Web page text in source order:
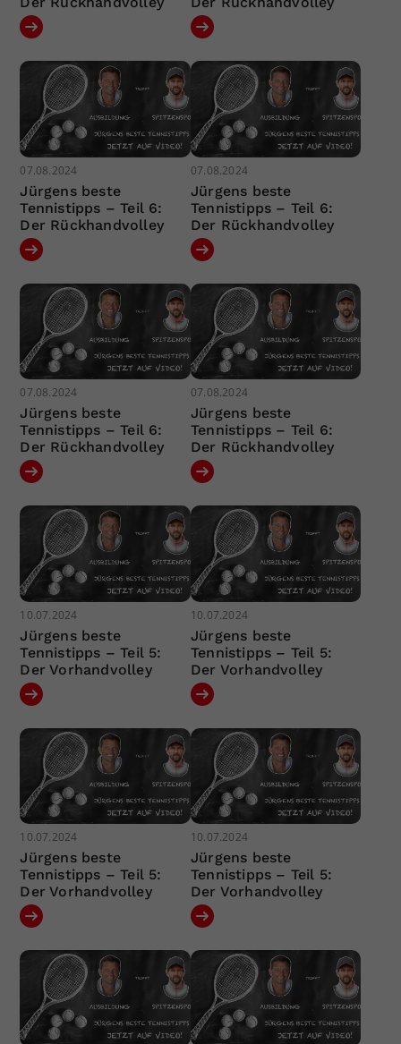
07.08.2024
Jürgens beste
Tennistipps – Teil 6:
Der Rückhandvolley
07.08.2024
Jürgens beste
Tennistipps – Teil 6:
Der Rückhandvolley
07.08.2024
Jürgens beste
Tennistipps – Teil 6:
Der Rückhandvolley
07.08.2024
Jürgens beste
Tennistipps – Teil 6:
Der Rückhandvolley
10.07.2024
Jürgens beste
Tennistipps – Teil 5:
Der Vorhandvolley
10.07.2024
Jürgens beste
Tennistipps – Teil 5:
Der Vorhandvolley
10.07.2024
Jürgens beste
Tennistipps – Teil 5:
Der Vorhandvolley
10.07.2024
Jürgens beste
Tennistipps – Teil 5:
Der Vorhandvolley